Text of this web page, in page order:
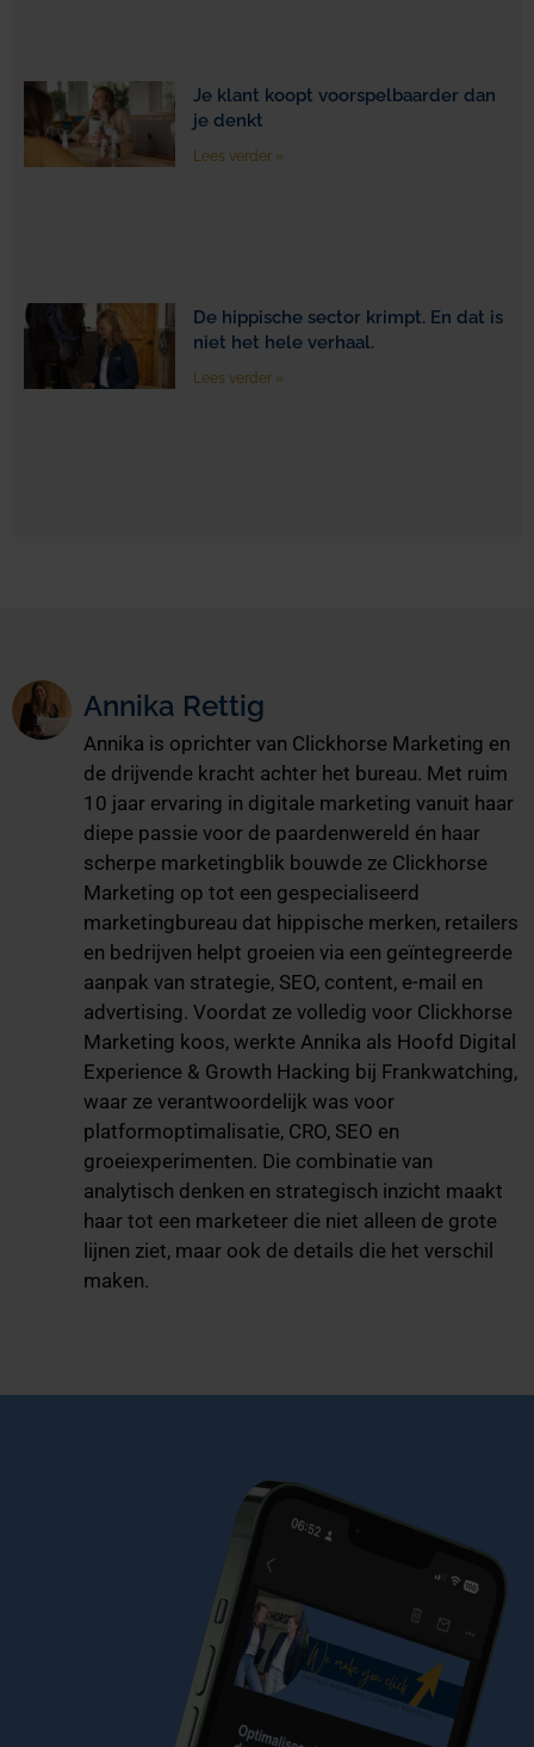
Je klant koopt voorspelbaarder dan
je denkt
Lees verder »
De hippische sector krimpt. En dat is
niet het hele verhaal.
Lees verder »
Annika Rettig
Annika is oprichter van Clickhorse Marketing en
de drijvende kracht achter het bureau. Met ruim
10 jaar ervaring in digitale marketing vanuit haar
diepe passie voor de paardenwereld én haar
scherpe marketingblik bouwde ze Clickhorse
Marketing op tot een gespecialiseerd
marketingbureau dat hippische merken, retailers
en bedrijven helpt groeien via een geïntegreerde
aanpak van strategie, SEO, content, e-mail en
advertising. Voordat ze volledig voor Clickhorse
Marketing koos, werkte Annika als Hoofd Digital
Experience & Growth Hacking bij Frankwatching,
waar ze verantwoordelijk was voor
platformoptimalisatie, CRO, SEO en
groeiexperimenten. Die combinatie van
analytisch denken en strategisch inzicht maakt
haar tot een marketeer die niet alleen de grote
lijnen ziet, maar ook de details die het verschil
maken.